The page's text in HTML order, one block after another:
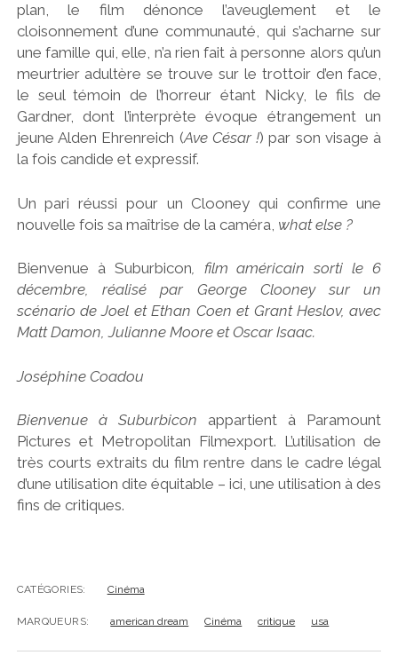
plan, le film dénonce l’aveuglement et le
cloisonnement d’une communauté, qui s’acharne sur
une famille qui, elle, n’a rien fait à personne alors qu’un
meurtrier adultère se trouve sur le trottoir d’en face,
le seul témoin de l’horreur étant Nicky, le fils de
Gardner, dont l’interprète évoque étrangement un
jeune Alden Ehrenreich (Ave César !) par son visage à
la fois candide et expressif.
Un pari réussi pour un Clooney qui confirme une
nouvelle fois sa maîtrise de la caméra, what else ?
Bienvenue à Suburbicon, film américain sorti le 6
décembre, réalisé par George Clooney sur un
scénario de Joel et Ethan Coen et Grant Heslov, avec
Matt Damon, Julianne Moore et Oscar Isaac.
Joséphine Coadou
Bienvenue à Suburbicon appartient à Paramount
Pictures et Metropolitan Filmexport. L’utilisation de
très courts extraits du film rentre dans le cadre légal
d’une utilisation dite équitable – ici, une utilisation à des
fins de critiques.
CATÉGORIES: Cinéma
MARQUEURS: american dream Cinéma critique usa